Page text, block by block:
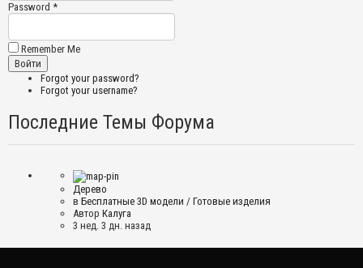
Password *
Remember Me
Forgot your password?
Forgot your username?
Последние Темы Форума
Дерево
в Бесплатные 3D модели / Готовые изделия
Автор Калуга
3 нед. 3 дн. назад